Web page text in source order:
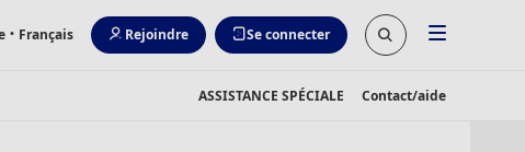
・Français Rejoindre Se connecter
ASSISTANCE SPÉCIALE Contact/aide